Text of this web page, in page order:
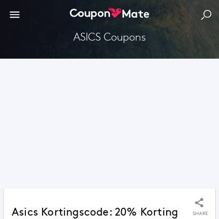
ASICS Coupons
Asics Kortingscode: 20% Korting SHARE